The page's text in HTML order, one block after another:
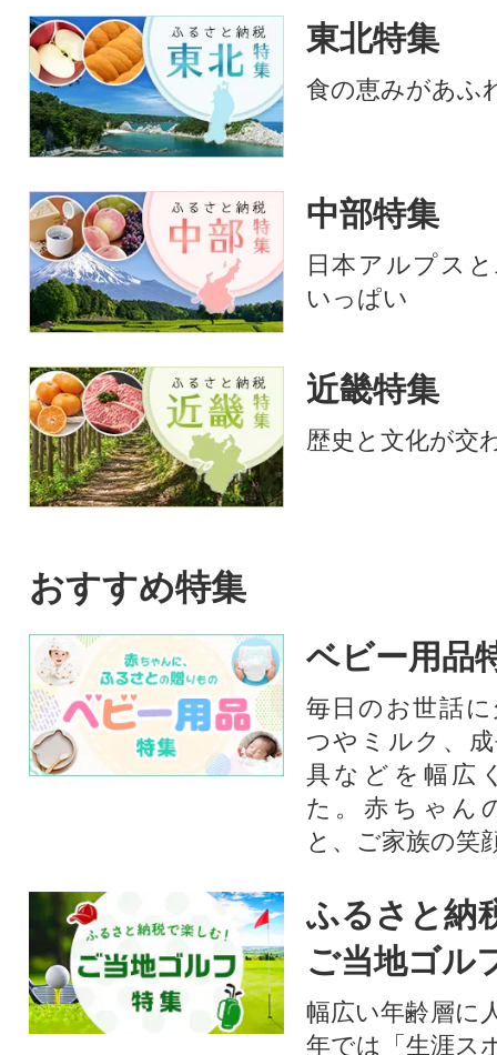
も負けない鮮度でかつお本来
の旨味を存分に楽しめます。
形や大きさは不揃いですが、
味は訳なし!人気のかつおのた
たきをどうぞご賞味くださ
い。鰹のタタキ かつおたたき
り 骨なし たたき
東北特集
食の恵みがあふ
中部特集
日本アルプス
いっぱい
近畿特集
歴史と文化が交
おすすめ特集
ベビー用品
毎日のお世話
つやミルク、
具などを幅広
た。赤ちゃん
と、ご家族の笑
ふるさと納
ご当地ゴル
幅広い年齢層に
年では「生涯ス